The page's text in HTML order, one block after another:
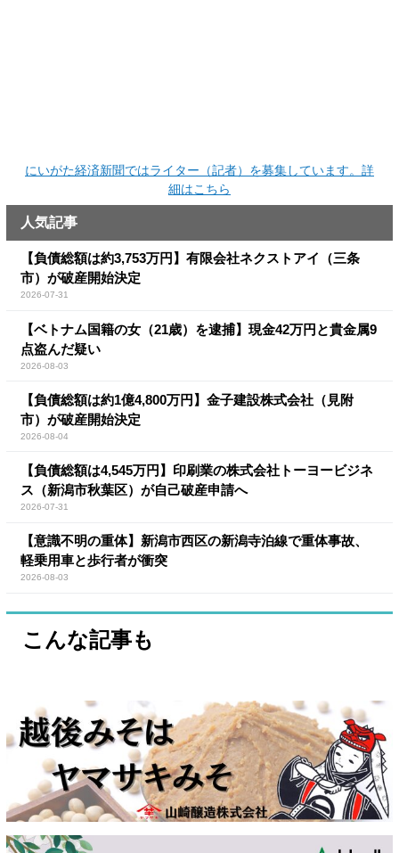
にいがた経済新聞ではライター（記者）を募集しています。詳
細はこちら
人気記事
【負債総額は約3,753万円】有限会社ネクストアイ（三条
市）が破産開始決定
2026-07-31
【ベトナム国籍の女（21歳）を逮捕】現金42万円と貴金属9
点盗んだ疑い
2026-08-03
【負債総額は約1億4,800万円】金子建設株式会社（見附
市）が破産開始決定
2026-08-04
【負債総額は4,545万円】印刷業の株式会社トーヨービジネ
ス（新潟市秋葉区）が自己破産申請へ
2026-07-31
【意識不明の重体】新潟市西区の新潟寺泊線で重体事故、
軽乗用車と歩行者が衝突
2026-08-03
こんな記事も